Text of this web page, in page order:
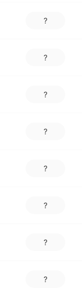
?
?
?
?
?
?
?
?